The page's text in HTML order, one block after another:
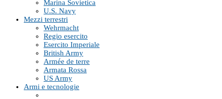
Marina Sovietica
U.S. Navy
Mezzi terrestri
Wehrmacht
Regio esercito
Esercito Imperiale
British Army
Armée de terre
Armata Rossa
US Army
Armi e tecnologie